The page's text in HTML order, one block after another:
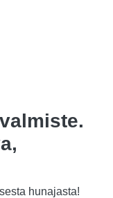
hunajasta!